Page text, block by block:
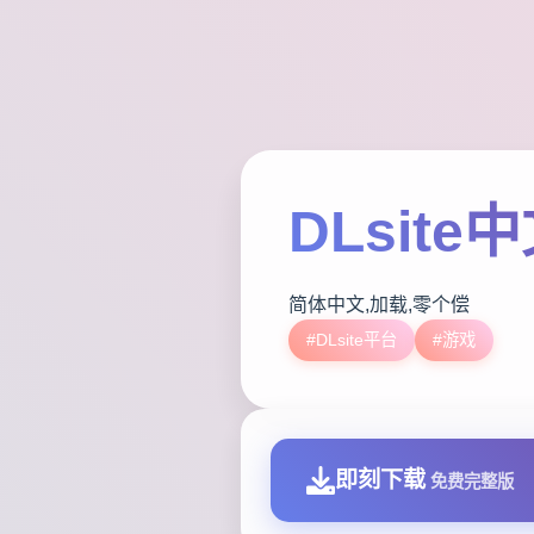
DLsite中
简体中文,加载,零个偿
#DLsite平台 #游戏
即刻下载 免费完整版